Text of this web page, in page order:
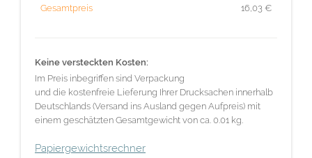
Gesamtpreis 16,03 €
Keine versteckten Kosten:
Im Preis inbegriffen sind Verpackung
und die kostenfreie Lieferung Ihrer Drucksachen innerhalb
Deutschlands (Versand ins Ausland gegen Aufpreis) mit
einem geschätzten Gesamtgewicht von ca. 0.01 kg.
Papiergewichtsrechner